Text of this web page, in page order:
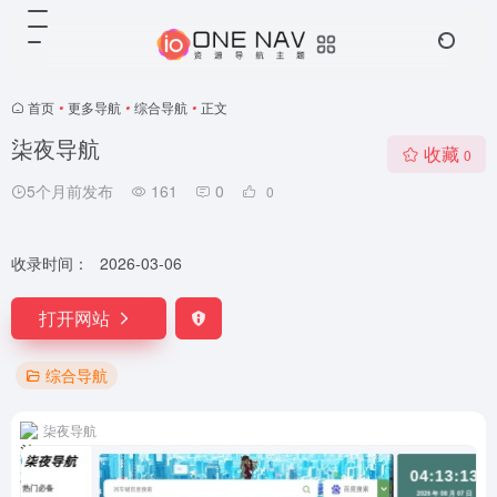
首页 • 更多导航 • 综合导航 • 正文
柒夜导航
5个月前发布 161 0 0
收藏 0
收录时间： 2026-03-06
打开网站
综合导航
柒夜导航